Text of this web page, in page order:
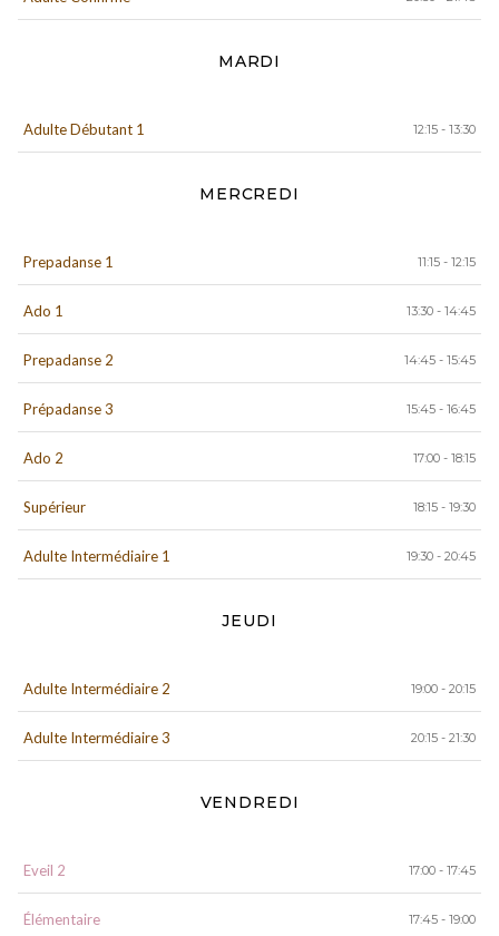
MARDI
Adulte Débutant 1 12:15 - 13:30
MERCREDI
Prepadanse 1 11:15 - 12:15
Ado 1 13:30 - 14:45
Prepadanse 2 14:45 - 15:45
Prépadanse 3 15:45 - 16:45
Ado 2 17:00 - 18:15
Supérieur 18:15 - 19:30
Adulte Intermédiaire 1 19:30 - 20:45
JEUDI
Adulte Intermédiaire 2 19:00 - 20:15
Adulte Intermédiaire 3 20:15 - 21:30
VENDREDI
Eveil 2 17:00 - 17:45
Élémentaire 17:45 - 19:00